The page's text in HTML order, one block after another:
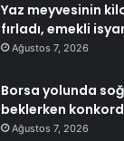
Yaz meyvesinin
fırladı, emekli
Ağustos 7, 2026
Borsa yolunda
beklerken
Ağustos 7, 2026